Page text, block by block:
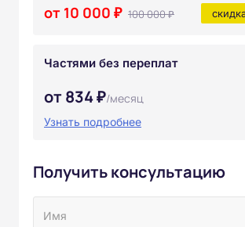
от 10 000 ₽ 100 000 ₽
Частями без переплат
от 834 ₽/месяц
Узнать подробнее
Получить консультацию